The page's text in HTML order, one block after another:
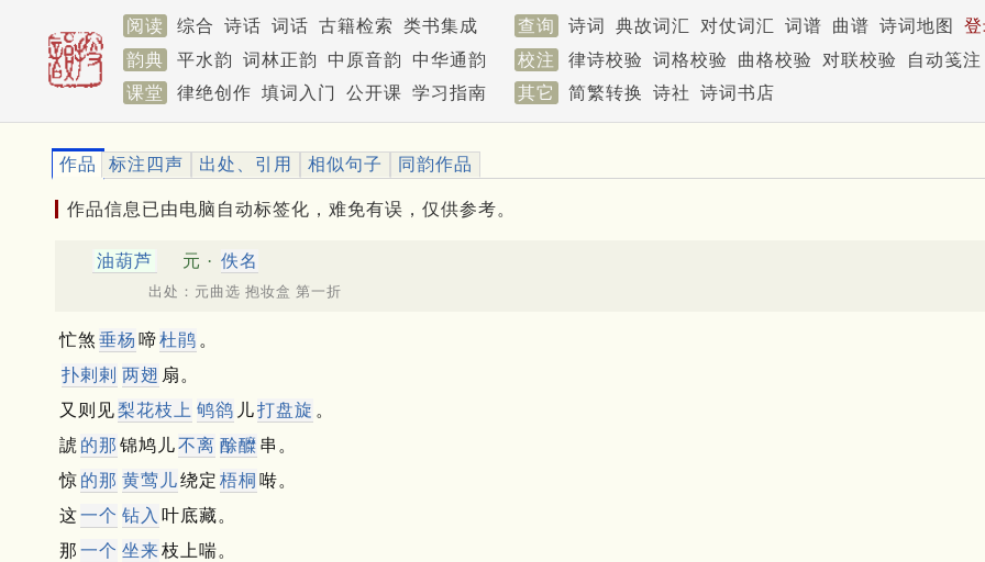
阅读 综合 诗话 词话 古籍检索 类书集成 查询 诗词 典故词汇 对仗词汇 词谱 曲谱 诗词地图
韵典
平水韵 词林正韵 中原音韵 中华通韵 校注 律诗校验 词格校验 曲格校验 对联校验
自动笺注
课堂
律绝创作 填词入门 公开课 学习指南 其它 简繁转换 诗社 诗词书店
作品 标注四声 出处、引用 相似句子 同韵作品
作品信息已由电脑自动标签化，难免有误，仅供参考。
油葫芦 元 · 佚名
出处：元曲选 抱妆盒 第一折
忙煞 垂杨 啼杜鹃 。
扑剌剌 两翅 扇。
又则见梨花枝上 鸲鹆 儿打盘旋 。
諕 的那 锦鸠儿不离 酴醾 串。
惊 的那 黄莺儿绕定 梧桐 啭。
这一个 钻入 叶底藏。
那 一个 坐来枝上喘。